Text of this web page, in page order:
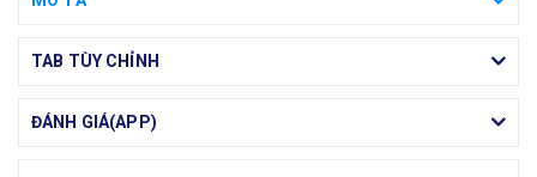
TAB TÙY CHỈNH
ĐÁNH GIÁ(APP)